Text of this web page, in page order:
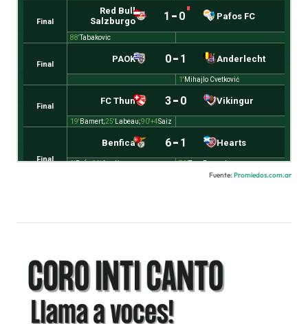
Fuente: Promiedos.com.ar